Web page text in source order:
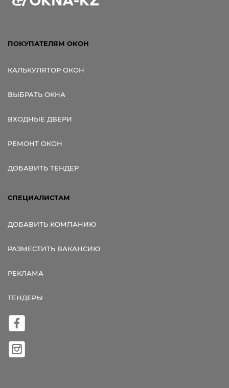
ПОКУПАТЕЛЯМ ОКОН
КАЛЬКУЛЯТОР ОКОН
ВЫБРАТЬ ОКНА
ВХОДНЫЕ ДВЕРИ
РЕМОНТ ОКОН
ДОБАВИТЬ ТЕНДЕР
СПЕЦИАЛИСТАМ
ДОБАВИТЬ КОМПАНИЮ
РАЗМЕСТИТЬ ВАКАНСИЮ
РЕКЛАМА
ТЕНДЕРЫ